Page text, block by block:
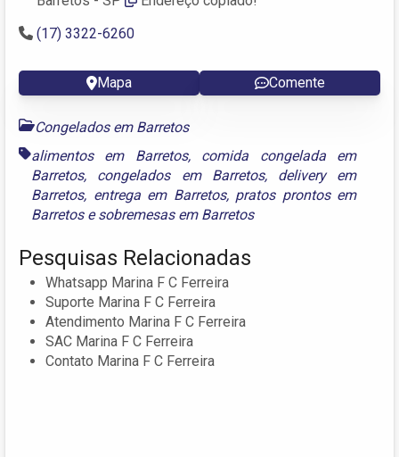
(17) 3322-6260
Mapa Comente
Congelados em Barretos
alimentos em Barretos, comida congelada em
Barretos, congelados em Barretos, delivery em
Barretos, entrega em Barretos, pratos prontos em
Barretosesobremesas em Barretos
Pesquisas Relacionadas
Whatsapp Marina F C Ferreira
Suporte Marina F C Ferreira
Atendimento Marina F C Ferreira
SAC Marina F C Ferreira
Contato Marina F C Ferreira